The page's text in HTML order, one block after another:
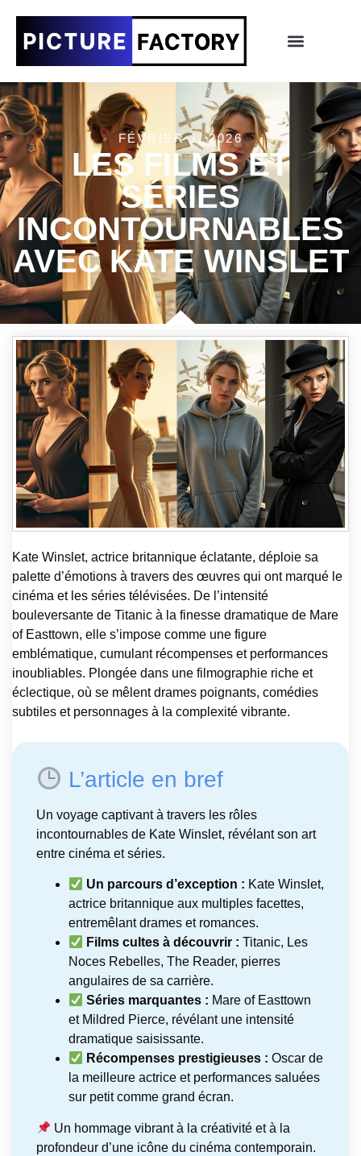
FÉVRIER 1, 2026
LES FILMS ET
SÉRIES
INCONTOURNABLES
AVEC KATE WINSLET
Kate Winslet, actrice britannique éclatante, déploie sa
palette d’émotions à travers des œuvres qui ont marqué le
cinéma et les séries télévisées. De l’intensité
bouleversante de Titanic à la finesse dramatique de Mare
of Easttown, elle s’impose comme une figure
emblématique, cumulant récompenses et performances
inoubliables. Plongée dans une filmographie riche et
éclectique, où se mêlent drames poignants, comédies
subtiles et personnages à la complexité vibrante.
L’article en bref
Un voyage captivant à travers les rôles
incontournables de Kate Winslet, révélant son art
entre cinéma et séries.
Un parcours d’exception : Kate Winslet,
actrice britannique aux multiples facettes,
entremêlant drames et romances.
Films cultes à découvrir : Titanic, Les
Noces Rebelles, The Reader, pierres
angulaires de sa carrière.
Séries marquantes : Mare of Easttown
et Mildred Pierce, révélant une intensité
dramatique saisissante.
Récompenses prestigieuses : Oscar de
la meilleure actrice et performances saluées
sur petit comme grand écran.
Un hommage vibrant à la créativité et à la
profondeur d’une icône du cinéma contemporain.